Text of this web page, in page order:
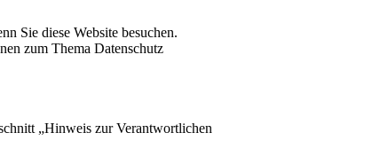
Sie diese Website besuchen.
zum Thema Datenschutz
„Hinweis zur Verantwortlichen